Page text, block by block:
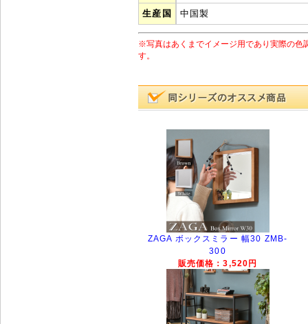
生産国 中国製
※写真はあくまでイメージ用であり実際の色
す。
ZAGA ボックスミラー 幅30 ZMB-
300
販売価格：3,520円